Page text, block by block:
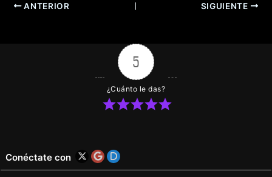
ANTERIOR SIGUIENTE
5
¿Cuánto le das?
Conéctate con